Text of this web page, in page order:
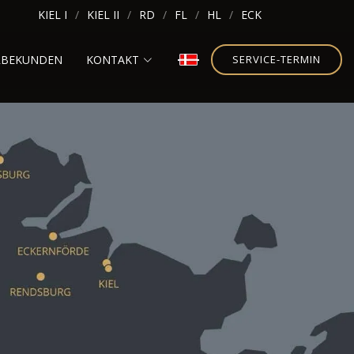
KIEL I KIEL II RD FL HL ECK
KONTAKT SERVICE-TERMIN